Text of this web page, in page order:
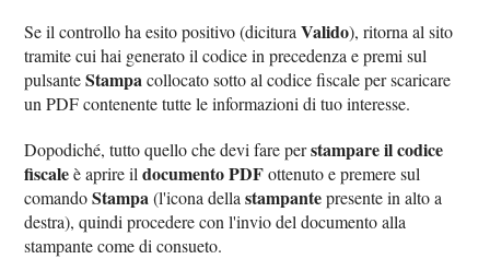
Se il controllo ha esito positivo (dicituraValido), ritorna al sito
tramite cui hai generato il codice in precedenza e premi sul
pulsanteStampacollocato sotto al codice fiscale per scaricare
un PDF contenente tutte le informazioni di tuo interesse.
Dopodiché, tutto quello che devi fare perstampare il codice
fiscaleè aprire ildocumento PDFottenuto e premere sul
comandoStampa(l'icona dellastampantepresente in alto a
destra), quindi procedere con l'invio del documento alla
stampante come di consueto.